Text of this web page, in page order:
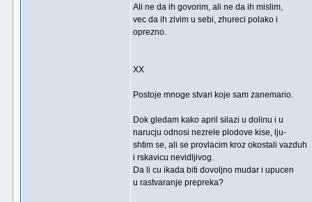
Ali ne da ih govorim, ali ne da ih mislim,
vec da ih zivim u sebi, zhureci polako i
oprezno.
XX
Postoje mnoge stvari koje sam zanemario.
Dok gledam kako april silazi u dolinu i u
narucju odnosi nezrele plodove kise, lju-
shtim se, ali se provlacim kroz okostali vazduh
i rskavicu nevidljivog.
Da li cu ikada biti dovoljno mudar i upucen
u rastvaranje prepreka?